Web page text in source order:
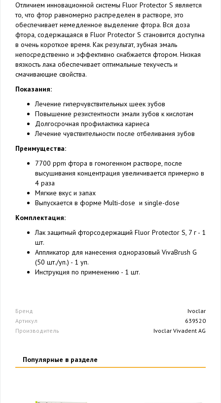
Отличием инновационной системы Fluor Protector S является
то, что фтор равномерно распределен в растворе, это
обеспечивает немедленное выделение фтора. Вся доза
фтора, содержащаяся в Fluor Protector S становится доступна
в очень короткое время. Как результат, зубная эмаль
непосредственно и эффективно снабжается фтором. Низкая
вязкость лака обеспечивает оптимальные текучесть и
смачивающие свойства.
Показания:
Лечение гиперчувствительных шеек зубов
Повышение резистентности эмали зубов к кислотам
Долгосрочная профилактика кариеса
Лечение чувствительности после отбеливания зубов
Преимущества:
7700 ppm фтора в гомогенном растворе, после
высушивания концентрация увеличивается примерно в
4 раза
Мягкие вкус и запах
Выпускается в форме Multi-dose и single-dose
Комплектация:
Лак защитный фторсодержащий Fluor Protector S, 7 г - 1
шт.
Аппликатор для нанесения одноразовый VivaBrush G
(50 шт./уп.) - 1 уп.
Инструкция по применению - 1 шт.
Бренд
Ivoclar
Артикул
639520
Производитель
Ivoclar Vivadent AG
Популярные в разделе